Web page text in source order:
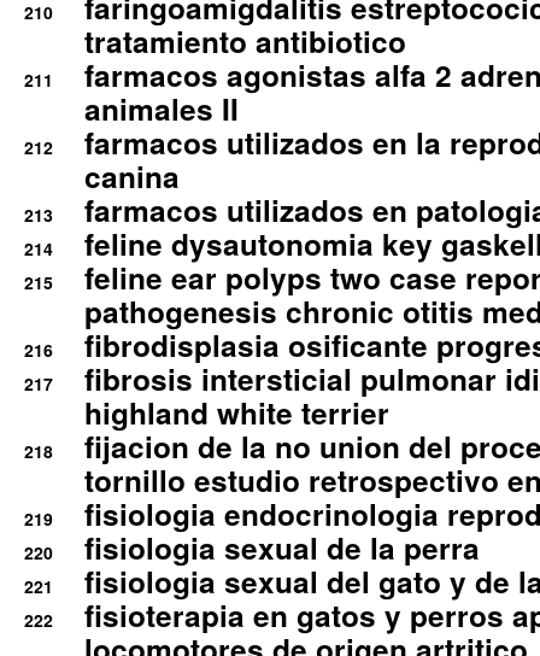
210
tratamiento antibiotico
211
farmacos agonistas alfa 2
animales II
212
farmacos utilizados en la
canina
213 farmacos utilizados en
214 feline dysautonomia key
215
feline ear polyps two case
pathogenesis chronic otitis
216 fibrodisplasia osificante
217
fibrosis intersticial pulmonar
highland white terrier
218
fijacion de la no union del
tornillo estudio retrospectivo
219 fisiologia endocrinologia
220 fisiologia sexual de la perra
221 fisiologia sexual del gato y de
222
fisioterapia en gatos y perros